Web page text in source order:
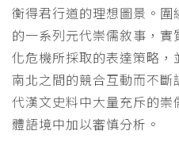
衡得君行道的理想圖景。圍
的一系列元代崇儒敘事，
化危機所採取的表達策略，
南北之間的競合互動而不
代漢文史料中大量充斥的崇
體語境中加以審慎分析。